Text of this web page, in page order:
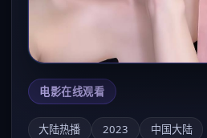
电影在线观看
大陆热播 2023 中国大陆